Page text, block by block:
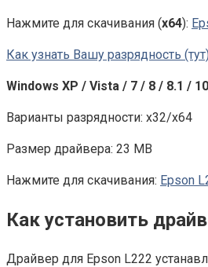
Нажмите для скачивания (x64):
Как узнать Вашу разрядность
Windows XP / Vista / 7 / 8 / 8.1 /
Варианты разрядности: x32/x64
Размер драйвера: 23 MB
Нажмите для скачивания: Epson
Как установить
Драйвер для Epson L222